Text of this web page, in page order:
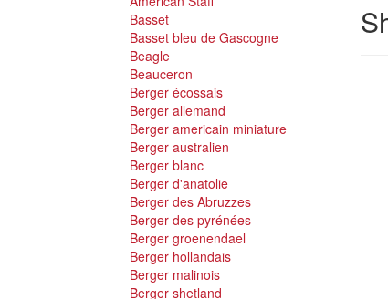
Basset
Basset bleu de Gascogne
Beagle
Beauceron
Berger écossais
Berger allemand
Berger americain miniature
Berger australien
Berger blanc
Berger d'anatolie
Berger des Abruzzes
Berger des pyrénées
Berger groenendael
Berger hollandais
Berger malinois
Berger shetland